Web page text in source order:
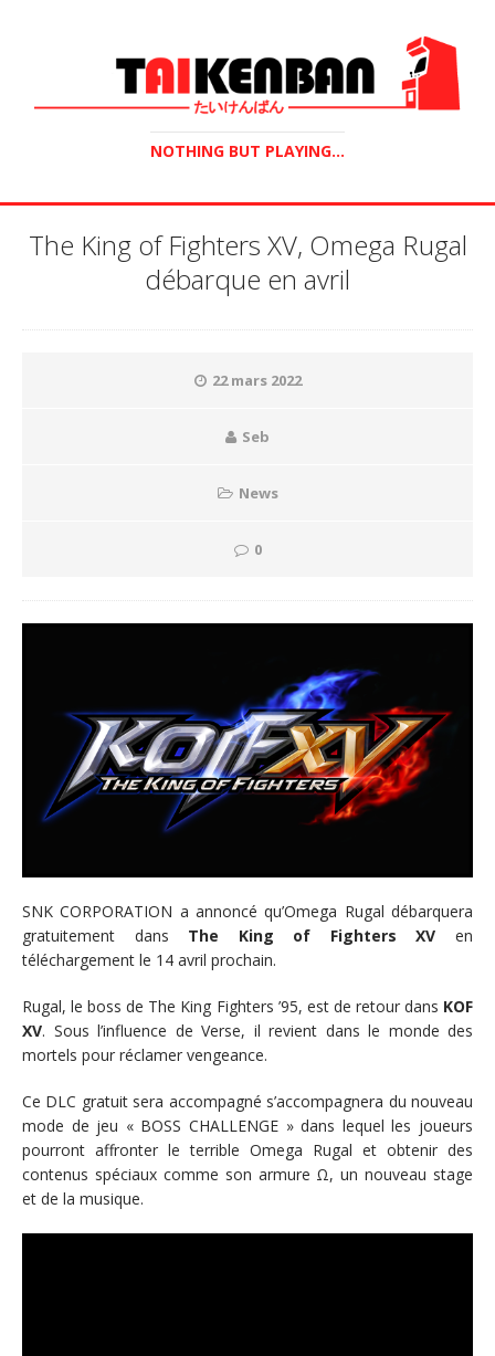
NOTHING BUT PLAYING...
The King of Fighters XV, Omega Rugal
débarque en avril
22 mars 2022
Seb
News
0
SNK CORPORATION a annoncé qu’Omega Rugal débarquera
gratuitement dans The King of Fighters XV en
téléchargement le 14 avril prochain.
Rugal, le boss de The King Fighters ’95, est de retour dans KOF
XV. Sous l’influence de Verse, il revient dans le monde des
mortels pour réclamer vengeance.
Ce DLC gratuit sera accompagné s’accompagnera du nouveau
mode de jeu « BOSS CHALLENGE » dans lequel les joueurs
pourront affronter le terrible Omega Rugal et obtenir des
contenus spéciaux comme son armure Ω, un nouveau stage
et de la musique.